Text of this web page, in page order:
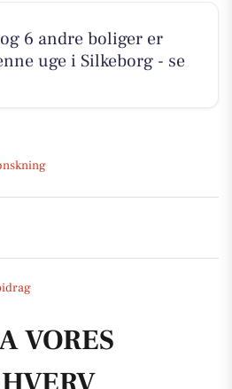
6 andre boliger er
uge i Silkeborg - se
VORES